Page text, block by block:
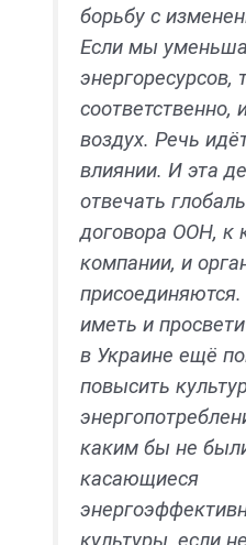
борьбу с
Если мы
воздух. Речь
влиянии. И эта
отвечать
договора ООН, к
компании, и
иметь и
в Украине ещё
повысить
каким бы не
касающиеся